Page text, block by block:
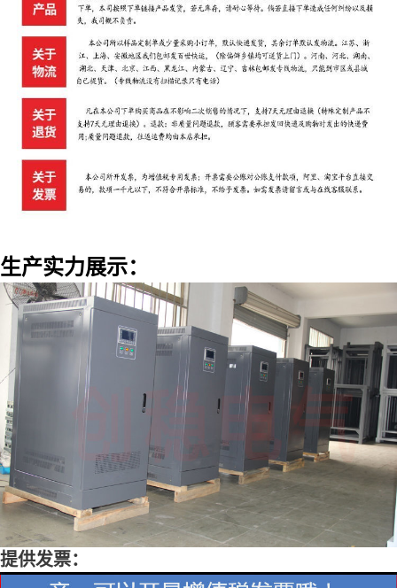
生产实力展示：
提供发票：